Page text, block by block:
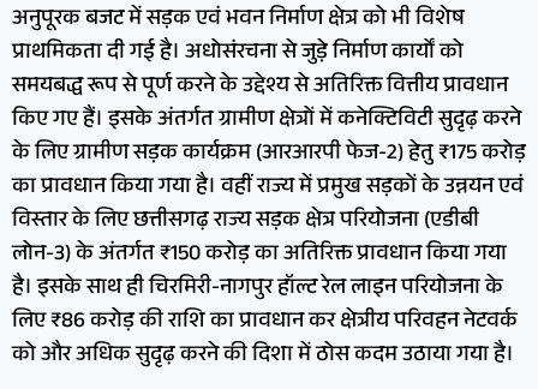
अनुपूरक बजट में सड़क एवं भवन निर्माण क्षेत्र को भी विशेष
प्राथमिकता दी गई है। अधोसंरचना से जुड़े निर्माण कार्यों को
समयबद्ध रूप से पूर्ण करने के उद्देश्य से अतिरिक्त वित्तीय प्रावधान
किए गए हैं। इसके अंतर्गत ग्रामीण क्षेत्रों में कनेक्टिविटी सुदृढ़ करने
के लिए ग्रामीण सड़क कार्यक्रम (आरआरपी फेज-2) हेतु ₹175 करोड़
का प्रावधान किया गया है। वहीं राज्य में प्रमुख सड़कों के उन्नयन एवं
विस्तार के लिए छत्तीसगढ़ राज्य सड़क क्षेत्र परियोजना (एडीबी
लोन-3) के अंतर्गत ₹150 करोड़ का अतिरिक्त प्रावधान किया गया
है। इसके साथ ही चिरमिरी-नागपुर हॉल्ट रेल लाइन परियोजना के
लिए ₹86 करोड़ की राशि का प्रावधान कर क्षेत्रीय परिवहन नेटवर्क
को और अधिक सुदृढ़ करने की दिशा में ठोस कदम उठाया गया है।